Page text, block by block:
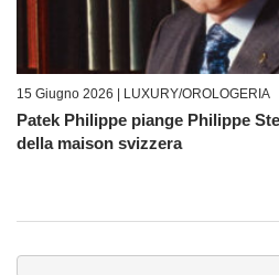
15 Giugno 2026 | LUXURY/OROLOGERIA
Patek Philippe piange Philippe
della maison svizzera